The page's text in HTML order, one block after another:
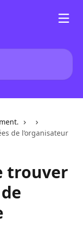
de l’organisateur
trouver